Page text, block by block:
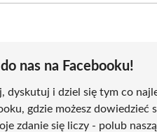
(Twitter)
do nas na Facebooku!
dyskutuj i dziel się tym co
gdzie możesz
zdanie się liczy - polub